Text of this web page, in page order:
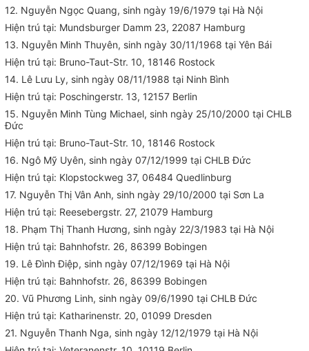
12. Nguyễn Ngọc Quang, sinh ngày 19/6/1979 tại Hà Nội
Hiện trú tại: Mundsburger Damm 23, 22087 Hamburg
13. Nguyễn Minh Thuyên, sinh ngày 30/11/1968 tại Yên Bái
Hiện trú tại: Bruno-Taut-Str. 10, 18146 Rostock
14. Lê Lưu Ly, sinh ngày 08/11/1988 tại Ninh Bình
Hiện trú tại: Poschingerstr. 13, 12157 Berlin
15. Nguyễn Minh Tùng Michael, sinh ngày 25/10/2000 tại CHLB
Đức
Hiện trú tại: Bruno-Taut-Str. 10, 18146 Rostock
16. Ngô Mỹ Uyên, sinh ngày 07/12/1999 tại CHLB Đức
Hiện trú tại: Klopstockweg 37, 06484 Quedlinburg
17. Nguyễn Thị Vân Anh, sinh ngày 29/10/2000 tại Sơn La
Hiện trú tại: Reesebergstr. 27, 21079 Hamburg
18. Phạm Thị Thanh Hương, sinh ngày 22/3/1983 tại Hà Nội
Hiện trú tại: Bahnhofstr. 26, 86399 Bobingen
19. Lê Đình Điệp, sinh ngày 07/12/1969 tại Hà Nội
Hiện trú tại: Bahnhofstr. 26, 86399 Bobingen
20. Vũ Phương Linh, sinh ngày 09/6/1990 tại CHLB Đức
Hiện trú tại: Katharinenstr. 20, 01099 Dresden
21. Nguyễn Thanh Nga, sinh ngày 12/12/1979 tại Hà Nội